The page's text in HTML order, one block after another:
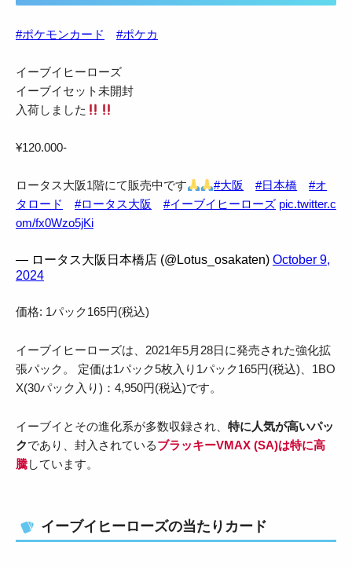
#ポケモンカード #ポケカ
イーブイヒーローズ
イーブイセット未開封
入荷しました
¥120.000-
ロータス大阪1階にて販売中です #大阪 #日本橋
#オ
タロード
#ロータス大阪 #イーブイヒーローズ pic.twitter.c
om/fx0Wzo5jKi
— ロータス大阪日本橋店 (@Lotus_osakaten) October 9,
2024
価格: 1パック165円(税込)
イーブイヒーローズは、2021年5月28日に発売された強化拡
張パック。 定価は1パック5枚入り1パック165円(税込)、1BO
X(30パック入り)：4,950円(税込)です。
イーブイとその進化系が多数収録され、 特に人気が高いパッ
クであり、封入されているブラッキーVMAX (SA)は特に高
騰しています。
イーブイヒーローズの当たりカード